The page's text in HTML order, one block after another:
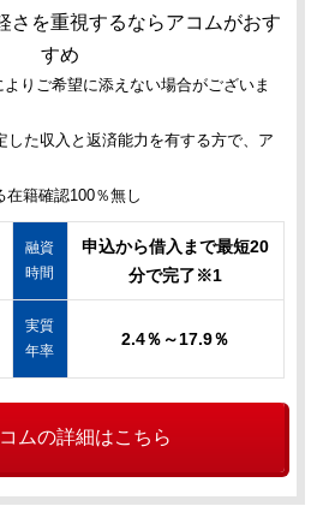
さを重視するならアコムがおす
すめ
りご希望に添えない場合がございま
た収入と返済能力を有する方で、ア
籍確認100％無し
融資
時間
申込から借入まで最短20
分で完了※1
実質
年率
2.4％～17.9％
ムの詳細はこちら